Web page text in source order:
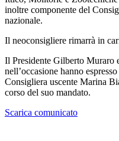
inoltre componente del
nazionale.
Il neoconsigliere rimarrà in
Il Presidente Gilberto Muraro
nell’occasione hanno
Consigliera uscente Marina
corso del suo mandato.
Scarica comunicato